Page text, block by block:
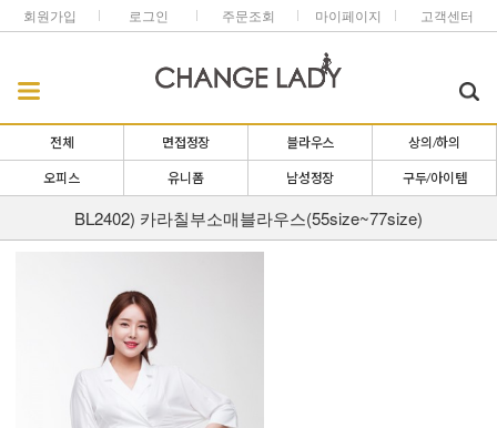
회원가입 로그인 주문조회 마이페이지 고객센터
전체 면접정장 블라우스 상의/하의
오피스 유니폼 남성정장 구두/아이템
BL2402) 카라칠부소매블라우스(55size~77size)